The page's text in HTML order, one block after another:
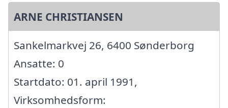
ARNE CHRISTIANSEN
Sankelmarkvej 26, 6400 Sønderborg
Ansatte: 0
Startdato: 01. april 1991,
Virksomhedsform: